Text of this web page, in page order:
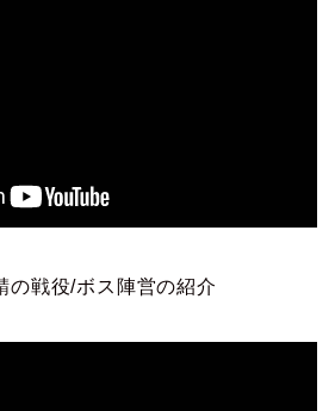
の戦役/ボス陣営の紹介